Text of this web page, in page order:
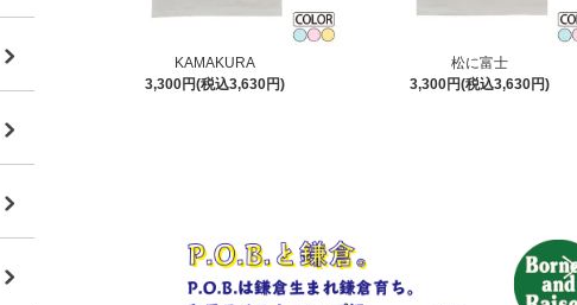
KAMAKURA
3,300円(税込3,630円)
松に富士
3,300円(税込3,630円)